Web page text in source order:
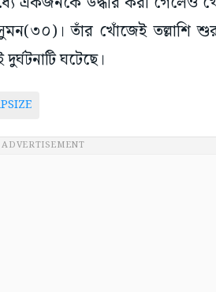
তাঁর খোঁজেই তল্লাশি
ঘটেছে।
ADVERTISEMENT